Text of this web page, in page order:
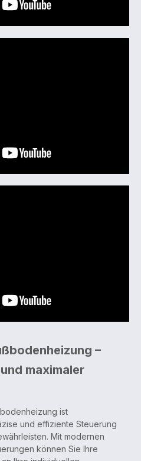
–
maximaler
ist
und effiziente Steuerung
Mit modernen
können Sie Ihre